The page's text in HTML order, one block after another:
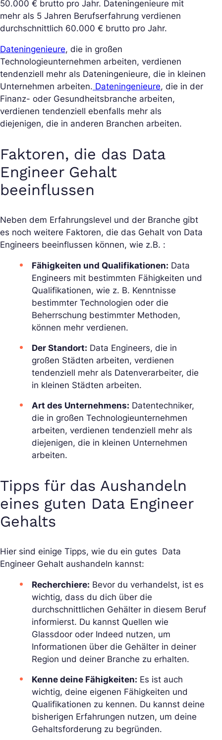
50.000 € brutto pro Jahr. Dateningenieure mit
mehr als 5 Jahren Berufserfahrung verdienen
durchschnittlich 60.000 € brutto pro Jahr.
Dateningenieure, die in großen
Technologieunternehmen arbeiten, verdienen
tendenziell mehr als Dateningenieure, die in kleinen
Unternehmen arbeiten. Dateningenieure, die in der
Finanz- oder Gesundheitsbranche arbeiten,
verdienen tendenziell ebenfalls mehr als
diejenigen, die in anderen Branchen arbeiten.
Faktoren, die das Data
Engineer Gehalt
beeinflussen
Neben dem Erfahrungslevel und der Branche gibt
es noch weitere Faktoren, die das Gehalt von Data
Engineers beeinflussen können, wie z.B. :
Fähigkeiten und Qualifikationen: Data
Engineers mit bestimmten Fähigkeiten und
Qualifikationen, wie z. B. Kenntnisse
bestimmter Technologien oder die
Beherrschung bestimmter Methoden,
können mehr verdienen.
Der Standort: Data Engineers, die in
großen Städten arbeiten, verdienen
tendenziell mehr als Datenverarbeiter, die
in kleinen Städten arbeiten.
Art des Unternehmens: Datentechniker,
die in großen Technologieunternehmen
arbeiten, verdienen tendenziell mehr als
diejenigen, die in kleinen Unternehmen
arbeiten.
Tipps für das Aushandeln
eines guten Data Engineer
Gehalts
Hier sind einige Tipps, wie du ein gutes Data
Engineer Gehalt aushandeln kannst:
Recherchiere: Bevor du verhandelst, ist es
wichtig, dass du dich über die
durchschnittlichen Gehälter in diesem Beruf
informierst. Du kannst Quellen wie
Glassdoor oder Indeed nutzen, um
Informationen über die Gehälter in deiner
Region und deiner Branche zu erhalten.
Kenne deine Fähigkeiten: Es ist auch
wichtig, deine eigenen Fähigkeiten und
Qualifikationen zu kennen. Du kannst deine
bisherigen Erfahrungen nutzen, um deine
Gehaltsforderung zu begründen.